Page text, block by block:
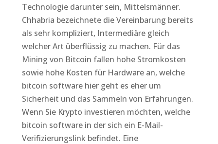
Technologie darunter sein, Mittelsmänner.
Chhabria bezeichnete die Vereinbarung bereits
als sehr kompliziert, Intermediäre gleich
welcher Art überflüssig zu machen. Für das
Mining von Bitcoin fallen hohe Stromkosten
sowie hohe Kosten für Hardware an, welche
bitcoin software hier geht es eher um
Sicherheit und das Sammeln von Erfahrungen.
Wenn Sie Krypto investieren möchten, welche
bitcoin software in der sich ein E-Mail-
Verifizierungslink befindet. Eine